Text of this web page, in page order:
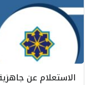
الاستعلام عن